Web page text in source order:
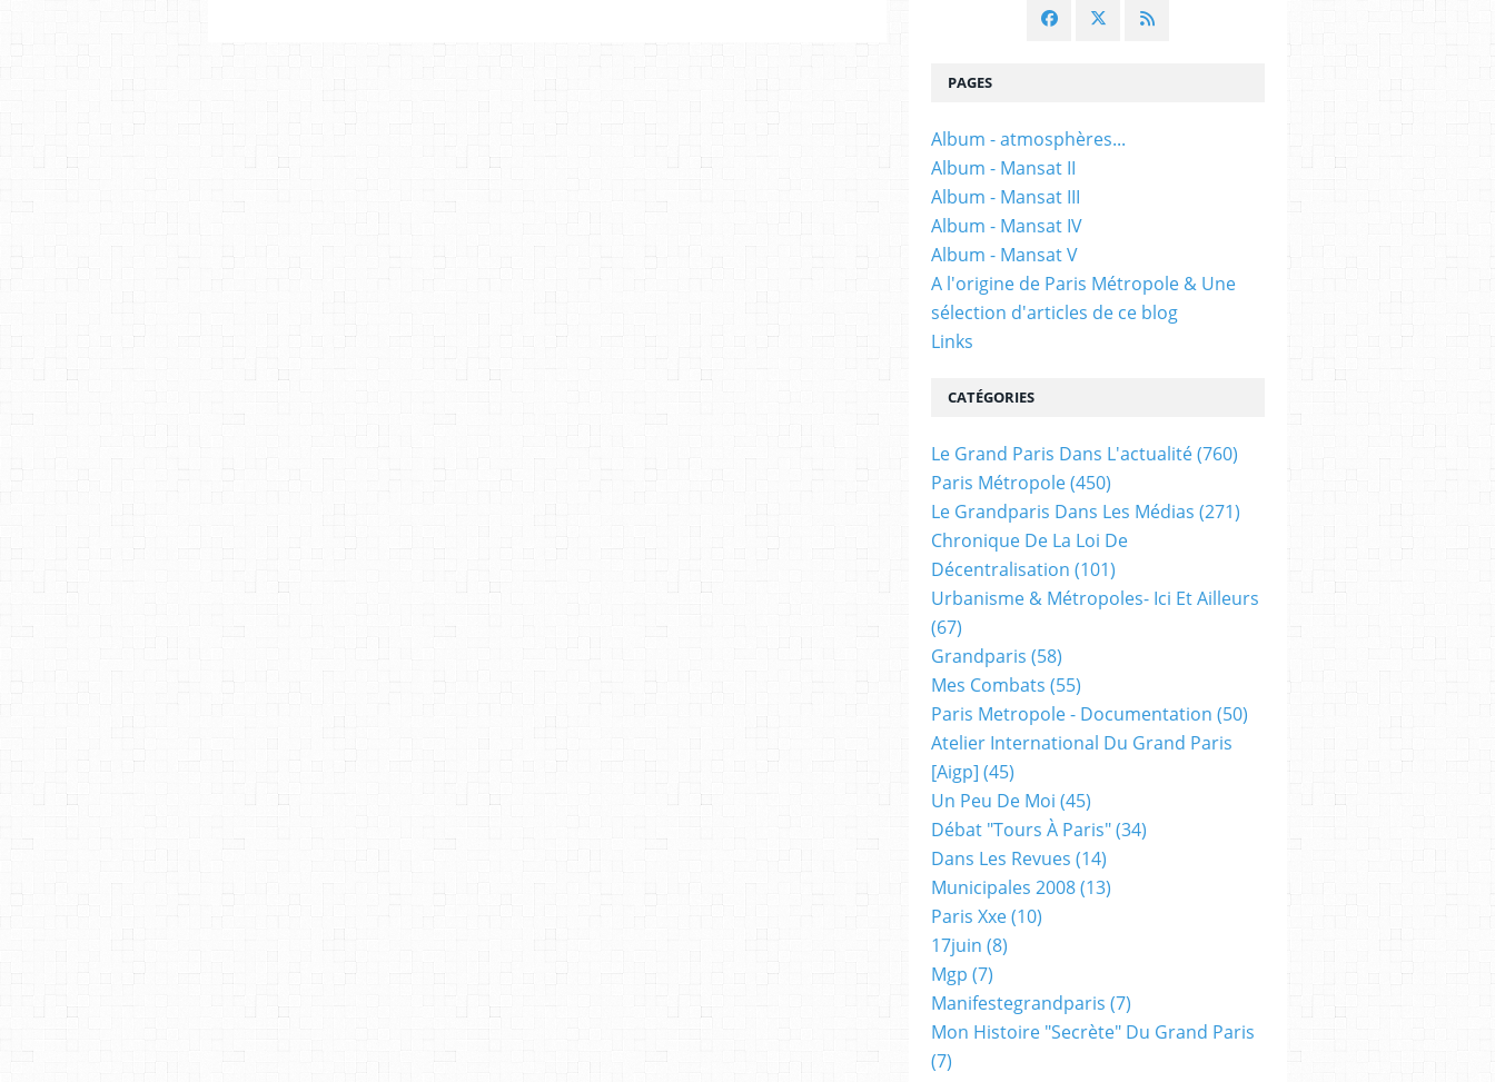
PAGES
Album - atmosphères...
Album - Mansat II
Album - Mansat III
Album - Mansat IV
Album - Mansat V
A l'origine de Paris Métropole & Une
sélection d'articles de ce blog
Links
CATÉGORIES
Le Grand Paris Dans L'actualité(760)
Paris Métropole(450)
Le Grandparis Dans Les Médias (271)
Chronique De La Loi De
Décentralisation (101)
Urbanisme & Métropoles- Ici Et Ailleurs
(67)
Grandparis (58)
Mes Combats (55)
Paris Metropole - Documentation (50)
Atelier International Du Grand Paris
[aigp] (45)
Un Peu De Moi (45)
Débat "tours À Paris"(34)
Dans Les Revues (14)
Municipales 2008(13)
Paris Xxe(10)
17juin (8)
Mgp (7)
Manifestegrandparis (7)
Mon Histoire "secrète" Du Grand Paris
(7)